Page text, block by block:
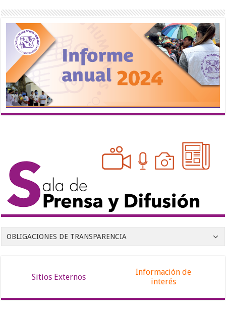
OBLIGACIONES DE TRANSPARENCIA
Sitios Externos
Información de
interés